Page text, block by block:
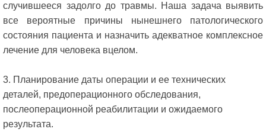
случившееся задолго до травмы. Наша задача выявить
все вероятные причины нынешнего патологического
состояния пациента и назначить адекватное комплексное
лечение для человека вцелом.
3. Планирование даты операции и ее технических
деталей, предоперационного обследования,
послеоперационной реабилитации и ожидаемого
результата.